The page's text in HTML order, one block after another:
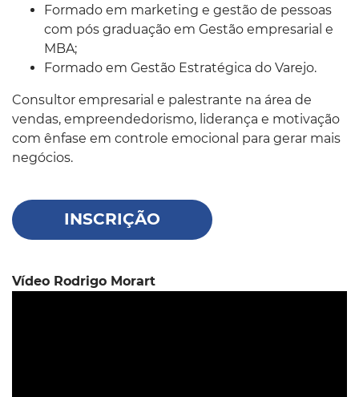
Formado em marketing e gestão de pessoas
com pós graduação em Gestão empresarial e
MBA;
Formado em Gestão Estratégica do Varejo.
Consultor empresarial e palestrante na área de
vendas, empreendedorismo, liderança e motivação
com ênfase em controle emocional para gerar mais
negócios.
INSCRIÇÃO
Vídeo Rodrigo Morart